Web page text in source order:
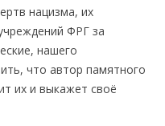
нацизма, их
ФРГ за
нашего
что автор памятного
их и выкажет своё